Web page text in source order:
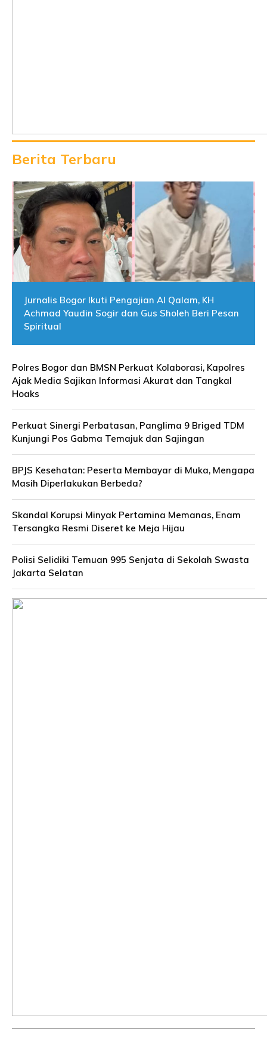
Berita Terbaru
Jurnalis Bogor Ikuti Pengajian Al Qalam, KH
Achmad Yaudin Sogir dan Gus Sholeh Beri Pesan
Spiritual
Polres Bogor dan BMSN Perkuat Kolaborasi, Kapolres
Ajak Media Sajikan Informasi Akurat dan Tangkal
Hoaks
Perkuat Sinergi Perbatasan, Panglima 9 Briged TDM
Kunjungi Pos Gabma Temajuk dan Sajingan
BPJS Kesehatan: Peserta Membayar di Muka, Mengapa
Masih Diperlakukan Berbeda?
Skandal Korupsi Minyak Pertamina Memanas, Enam
Tersangka Resmi Diseret ke Meja Hijau
Polisi Selidiki Temuan 995 Senjata di Sekolah Swasta
Jakarta Selatan